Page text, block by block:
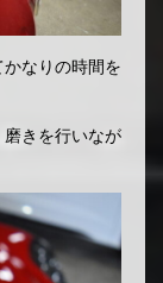
なりの時間を
きを行いなが